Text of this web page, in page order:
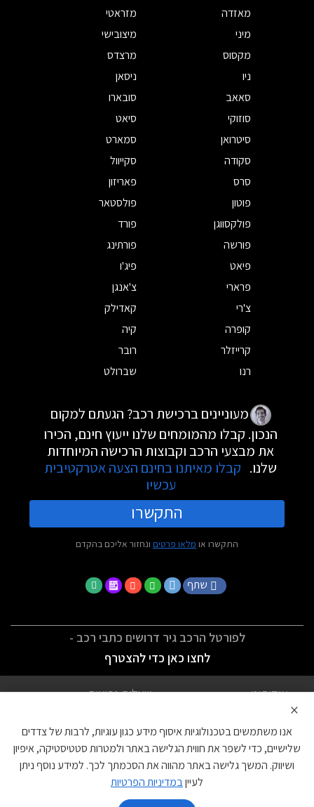
מאזדה
מזראטי
מיני
מיצובישי
מקסוס
מרצדס
ניו
ניסאן
סאאב
סובארו
סוזוקי
סיאט
סיטרואן
סמארט
סקודה
סקייוול
סרס
פאריזון
פוטון
פולסטאר
פולקסווגן
פורד
פורשה
פורתינג
פיאט
פיג'ו
פרארי
צ'אנגן
צ'רי
קאדילק
קופרה
קיה
קרייזלר
רובר
רנו
שברולט
מעוניינים ברכישת רכב? הגעתם למקום
הנכון. קבלו מהמומחים שלנו ייעוץ חינם, הכירו
את מבצעי הרכב וקבוצות הרכישה המיוחדות
שלנו. קבלו מאיתנו בחינם הצעה אטרקטיבית
עכשיו
התקשרו
התקשרו או מלאו פרטים ונחזור אליכם בהקדם
שתף
לפורטל הרכב גיר דרושים כתבי רכב -
לחצו כאן כדי להצטרף
אודותינו
שאלות נפוצות
הצהרת נגישות
צור קשר
עוגיות
×
אנו משתמשים בטכנולוגיות איסוף מידע כגון עוגיות, לרבות של צדדים
שלישיים, כדי לשפר את חווית הגלישה באתר ולמטרות סטטיסטיקה, איפיון
ושיווק. המשך גלישה באתר מהווה את הסכמתך לכך. למידע נוסף ניתן
לעייןבמדיניות הפרטיות